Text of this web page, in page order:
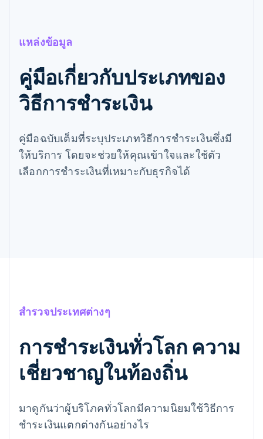
แหล่งข้อมูล
คู่มือเกี่ยวกับประเภทของ
วิธีการชำระเงิน
คู่มือฉบับเต็มที่ระบุประเภทวิธีการชำระเงินซึ่งมี
ให้บริการ โดยจะช่วยให้คุณเข้าใจและใช้ตัว
เลือกการชำระเงินที่เหมาะกับธุรกิจได้
สำรวจประเทศต่างๆ
การชำระเงินทั่วโลก ความ
เชี่ยวชาญในท้องถิ่น
มาดูกันว่าผู้บริโภคทั่วโลกมีความนิยมใช้วิธีการ
ชำระเงินแตกต่างกันอย่างไร